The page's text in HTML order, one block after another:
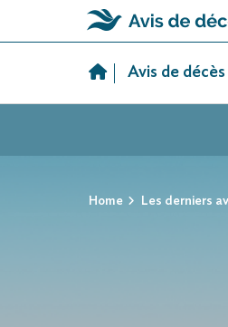
Avis de décès
Home Les derniers